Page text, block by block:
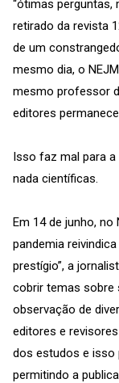
“ótimas perguntas,
retirado da revista
de um
mesmo dia, o
mesmo professor
editores
Isso faz mal para
nada científicas.
Em 14 de junho,
pandemia
prestígio”, a
cobrir temas sobre
observação de
editores e
dos estudos e isso
permitindo a